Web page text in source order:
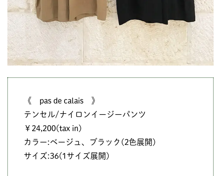
《 pas de calais 》
テンセル/ナイロンイージーパンツ
￥24,200(tax in)
カラー:ベージュ、ブラック(2色展開)
サイズ:36(1サイズ展開)